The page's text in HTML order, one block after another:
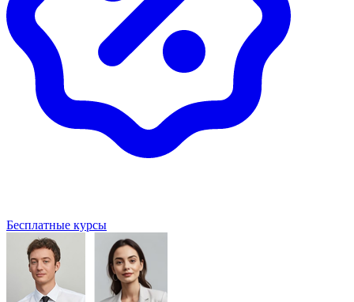
Бесплатные курсы